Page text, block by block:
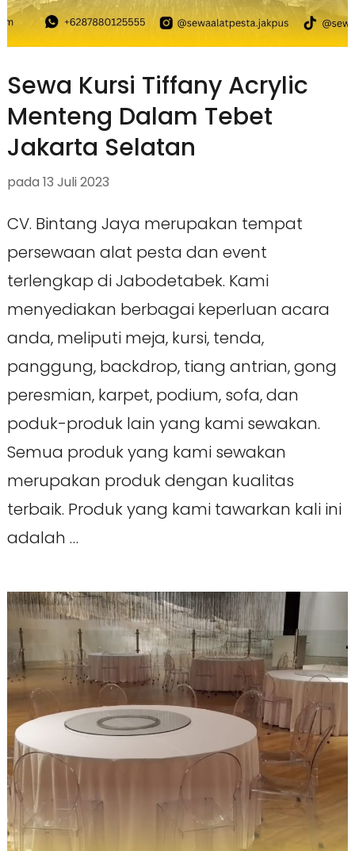
Sewa Kursi Tiffany Acrylic
Menteng Dalam Tebet
Jakarta Selatan
pada 13 Juli 2023
CV. Bintang Jaya merupakan tempat
persewaan alat pesta dan event
terlengkap di Jabodetabek. Kami
menyediakan berbagai keperluan acara
anda, meliputi meja, kursi, tenda,
panggung, backdrop, tiang antrian, gong
peresmian, karpet, podium, sofa, dan
poduk-produk lain yang kami sewakan.
Semua produk yang kami sewakan
merupakan produk dengan kualitas
terbaik. Produk yang kami tawarkan kali ini
adalah …